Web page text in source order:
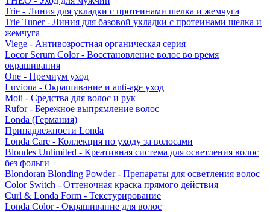
Trie - Линия для укладки с протеинами шелка и жемчуга
Trie Tuner - Линия для базовой укладки с протеинами шелка и
жемчуга
Viege - Антивозростная органическая серия
Locor Serum Color - Восстановление волос во время
окрашивания
One - Премиум уход
Luviona - Окрашивание и anti-age уход
Moii - Средства для волос и рук
Rufor - Бережное выпрямление волос
Londa (Германия)
Принадлежности Londa
Londa Care - Коллекция по уходу за волосами
Blondes Unlimited - Креативная система для осветления волос
без фольги
Blondoran Blonding Powder - Препараты для осветления волос
Color Switch - Оттеночная краска прямого действия
Curl & Londa Form - Текстурирование
Londa Color - Окрашивание для волос